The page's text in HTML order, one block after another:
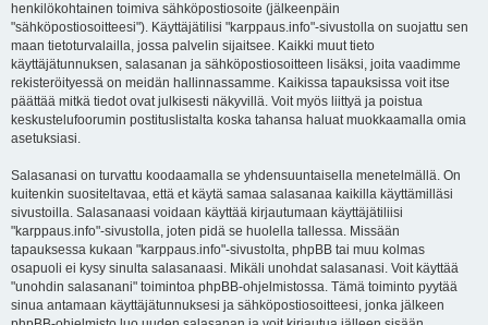
henkilökohtainen toimiva sähköpostiosoite (jälkeenpäin
"sähköpostiosoitteesi"). Käyttäjätilisi "karppaus.info"-sivustolla on suojattu sen
maan tietoturvalailla, jossa palvelin sijaitsee. Kaikki muut tieto
käyttäjätunnuksen, salasanan ja sähköpostiosoitteen lisäksi, joita vaadimme
rekisteröityessä on meidän hallinnassamme. Kaikissa tapauksissa voit itse
päättää mitkä tiedot ovat julkisesti näkyvillä. Voit myös liittyä ja poistua
keskustelufoorumin postituslistalta koska tahansa haluat muokkaamalla omia
asetuksiasi.
Salasanasi on turvattu koodaamalla se yhdensuuntaisella menetelmällä. On
kuitenkin suositeltavaa, että et käytä samaa salasanaa kaikilla käyttämilläsi
sivustoilla. Salasanaasi voidaan käyttää kirjautumaan käyttäjätiliisi
"karppaus.info"-sivustolla, joten pidä se huolella tallessa. Missään
tapauksessa kukaan "karppaus.info"-sivustolta, phpBB tai muu kolmas
osapuoli ei kysy sinulta salasanaasi. Mikäli unohdat salasanasi. Voit käyttää
"unohdin salasanani" toimintoa phpBB-ohjelmistossa. Tämä toiminto pyytää
sinua antamaan käyttäjätunnuksesi ja sähköpostiosoitteesi, jonka jälkeen